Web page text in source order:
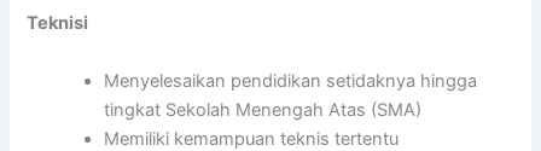
Teknisi
Menyelesaikan pendidikan setidaknya hingga
tingkat Sekolah Menengah Atas (SMA)
Memiliki kemampuan teknis tertentu